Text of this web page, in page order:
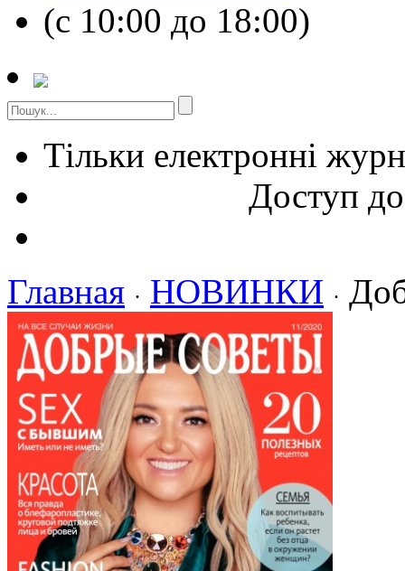
(с 10:00 до 18:00)
Тільки електронні
Доступ
Главная · НОВИНКИ ·